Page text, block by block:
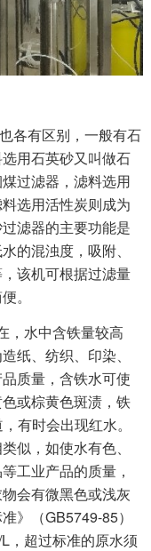
各有区别，一般有石
用石英砂又叫做石
过滤器，滤料选用
选用活性炭则成为
滤器的主要功能是
的混浊度，吸附、
该机可根据过滤量
。
，水中含铁量较高
纸、纺织、印染、
质量，含铁水可使
或棕黄色斑渍，铁
有时会出现红水。
似，如使水有色、
工业产品的质量，
会有微黑色或浅灰
》（GB5749-85）
，超过标准的原水须